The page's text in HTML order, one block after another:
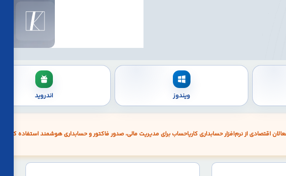
ویندوز اندروید
از نرم‌افزار حسابداری کاریاحساب برای مدیریت مالی، صدور فاکتور و حسابداری هوشمند استفاده کرده‌اند.